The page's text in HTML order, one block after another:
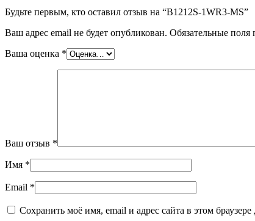
Будьте первым, кто оставил отзыв на “B1212S-1WR3-MS”
Ваш адрес email не будет опубликован. Обязательные поля
Ваша оценка *
Ваш отзыв *
Имя *
Email *
Сохранить моё имя, email и адрес сайта в этом